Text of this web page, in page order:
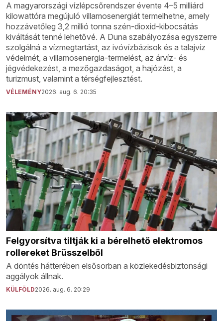
A magyarországi vízlépcsőrendszer évente 4–5 milliárd
kilowattóra megújuló villamosenergiát termelhetne, amely
hozzávetőleg 3,2 millió tonna szén-dioxid-kibocsátás
kiváltását tenné lehetővé. A Duna szabályozása egyszerre
szolgálná a vízmegtartást, az ivóvízbázisok és a talajvíz
védelmét, a villamosenergia-termelést, az árvíz- és
jégvédekezést, a mezőgazdaságot, a hajózást, a
turizmust, valamint a térségfejlesztést.
VÉLEMÉNY2026. aug. 6. 20:35
Felgyorsítva tiltják ki a bérelhető elektromos
rollereket Brüsszelből
A döntés hátterében elsősorban a közlekedésbiztonsági
aggályok állnak.
KÜLFÖLD2026. aug. 6. 20:29